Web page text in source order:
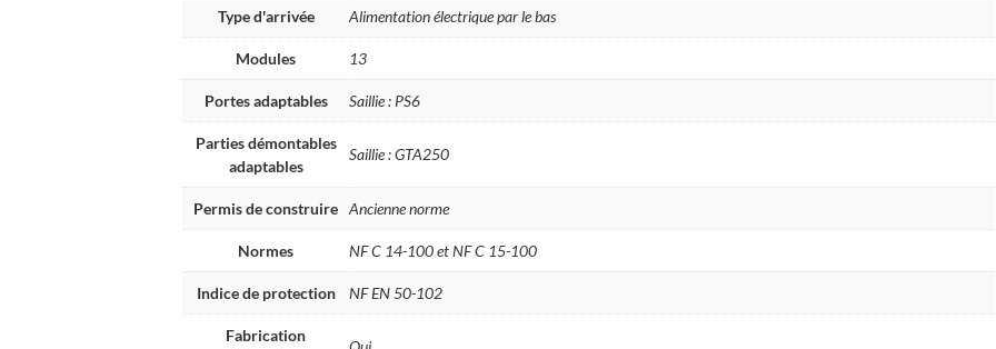
Type d'arrivée Alimentation électrique par le bas
Modules 13
Portes adaptables Saillie : PS6
Parties démontables
adaptables
Saillie : GTA250
Permis de construire Ancienne norme
Normes NF C 14-100 et NF C 15-100
Indice de protection NF EN 50-102
Fabrication